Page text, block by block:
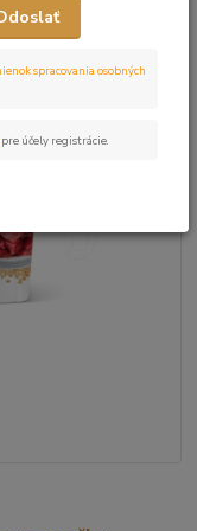
spracovania osobných
pre účely registrácie.